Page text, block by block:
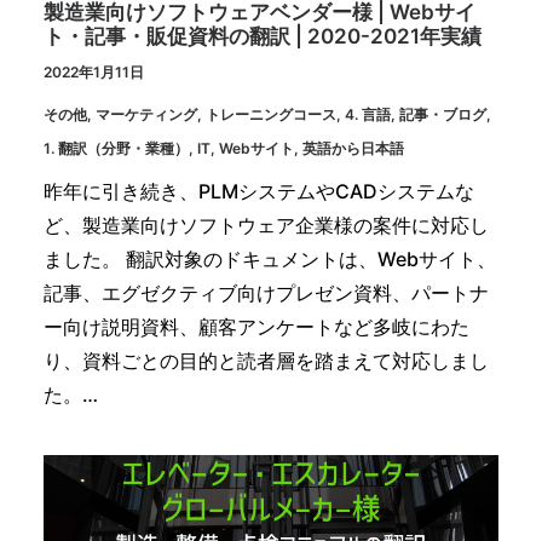
製造業向けソフトウェアベンダー様 | Webサイ
ト・記事・販促資料の翻訳 | 2020-2021年実績
2022年1月11日
その他, マーケティング, トレーニングコース, 4. 言語, 記事・ブログ,
1. 翻訳（分野・業種） , IT, Webサイト , 英語から日本語
昨年に引き続き、PLMシステムやCADシステムな
ど、製造業向けソフトウェア企業様の案件に対応し
ました。 翻訳対象のドキュメントは、Webサイト、
記事、エグゼクティブ向けプレゼン資料、パートナ
ー向け説明資料、顧客アンケートなど多岐にわた
り、資料ごとの目的と読者層を踏まえて対応しまし
た。…